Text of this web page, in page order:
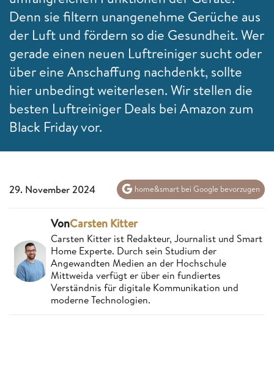
Denn sie filtern unangenehme Gerüche aus
der Luft und fördern so die Gesundheit. Wer
gerade einen neuen Luftreiniger sucht oder
über eine Anschaffung nachdenkt, sollte
hier unbedingt weiterlesen. Wir stellen die
besten Luftreiniger Deals bei Amazon zum
Black Friday vor.
29. November 2024 home&smart bei Google bevorzugen
VonCarsten Kitter
Carsten Kitter ist Redakteur, Journalist und Smart
Home Experte. Durch sein Studium der
Angewandten Medien an der Hochschule
Mittweida verfügt er über ein fundiertes
Verständnis für digitale Kommunikation und
moderne Technologien.